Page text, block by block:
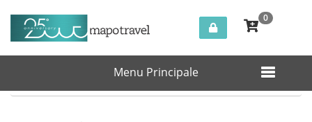
0
Menu Principale
Marocco Casablanca